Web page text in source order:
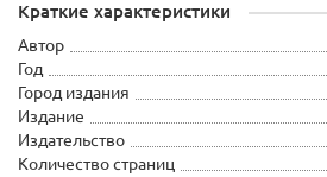
Краткие характеристики
Автор
Год
Город издания
Издание
Издательство
Количество страниц